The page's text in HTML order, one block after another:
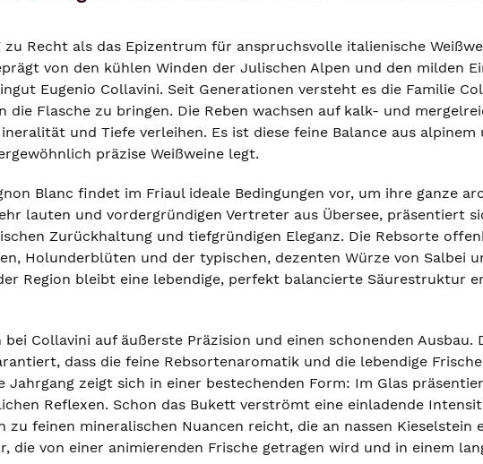
zu Recht als das Epizentrum für anspruchsvolle italienische
von den kühlen Winden der Julischen Alpen und den milden
Eugenio Collavini. Seit Generationen versteht es die Familie
die Flasche zu bringen. Die Reben wachsen auf kalk- und
und Tiefe verleihen. Es ist diese feine Balance aus
präzise Weißweine legt.
Blanc findet im Friaul ideale Bedingungen vor, um ihre ganze
lauten und vordergründigen Vertreter aus Übersee, präsentiert
Zurückhaltung und tiefgründigen Eleganz. Die Rebsorte
Holunderblüten und der typischen, dezenten Würze von Salbei
Region bleibt eine lebendige, perfekt balancierte Säurestruktur
Collavini auf äußerste Präzision und einen schonenden
dass die feine Rebsortenaromatik und die lebendige
Jahrgang zeigt sich in einer bestechenden Form: Im Glas
Reflexen. Schon das Bukett verströmt eine einladende
zu feinen mineralischen Nuancen reicht, die an nassen
die von einer animierenden Frische getragen wird und in einem